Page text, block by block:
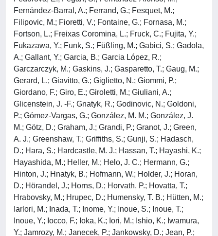
Fernández-Barral, A.; Ferrand, G.; Fesquet, M.;
Filipovic, M.; Fioretti, V.; Fontaine, G.; Fornasa, M.;
Fortson, L.; Freixas Coromina, L.; Fruck, C.; Fujita, Y.;
Fukazawa, Y.; Funk, S.; Füßling, M.; Gabici, S.; Gadola,
A.; Gallant, Y.; Garcia, B.; Garcia López, R.;
Garczarczyk, M.; Gaskins, J.; Gasparetto, T.; Gaug, M.;
Gerard, L.; Giavitto, G.; Giglietto, N.; Giommi, P.;
Giordano, F.; Giro, E.; Giroletti, M.; Giuliani, A.;
Glicenstein, J. -F.; Gnatyk, R.; Godinovic, N.; Goldoni,
P.; Gómez-Vargas, G.; González, M. M.; González, J.
M.; Götz, D.; Graham, J.; Grandi, P.; Granot, J.; Green,
A. J.; Greenshaw, T.; Griffiths, S.; Gunji, S.; Hadasch,
D.; Hara, S.; Hardcastle, M. J.; Hassan, T.; Hayashi, K.;
Hayashida, M.; Heller, M.; Helo, J. C.; Hermann, G.;
Hinton, J.; Hnatyk, B.; Hofmann, W.; Holder, J.; Horan,
D.; Hörandel, J.; Horns, D.; Horvath, P.; Hovatta, T.;
Hrabovsky, M.; Hrupec, D.; Humensky, T. B.; Hütten, M.;
Iarlori, M.; Inada, T.; Inome, Y.; Inoue, S.; Inoue, T.;
Inoue, Y.; Iocco, F.; Ioka, K.; Iori, M.; Ishio, K.; Iwamura,
Y.; Jamrozy, M.; Janecek, P.; Jankowsky, D.; Jean, P.;